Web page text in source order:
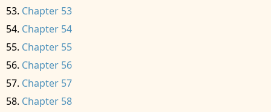
Chapter 53
Chapter 54
Chapter 55
Chapter 56
Chapter 57
Chapter 58